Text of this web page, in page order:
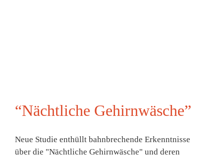
“Nächtliche Gehirnwäsche”
Neue Studie enthüllt bahnbrechende Erkenntnisse
über die "Nächtliche Gehirnwäsche" und deren